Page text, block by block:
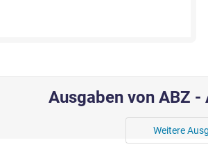
Ausgaben von ABZ
Weitere